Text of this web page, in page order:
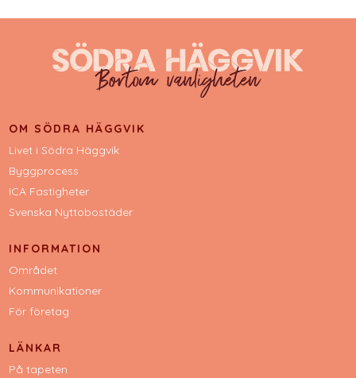
OM SÖDRA HÄGGVIK
Livet i Södra Häggvik
Byggprocess
ICA Fastigheter
Svenska Nyttobostäder
INFORMATION
Området
Kommunikationer
För företag
LÄNKAR
På tapeten